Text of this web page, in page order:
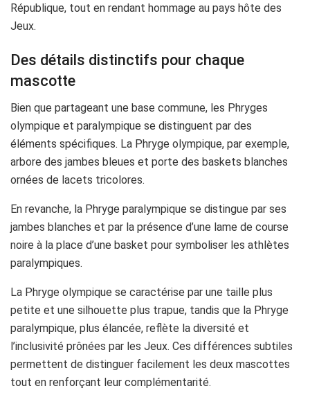
République, tout en rendant hommage au pays hôte des
Jeux.
Des détails distinctifs pour chaque
mascotte
Bien que partageant une base commune, les Phryges
olympique et paralympique se distinguent par des
éléments spécifiques. La Phryge olympique, par exemple,
arbore des jambes bleues et porte des baskets blanches
ornées de lacets tricolores.
En revanche, la Phryge paralympique se distingue par ses
jambes blanches et par la présence d’une lame de course
noire à la place d’une basket pour symboliser les athlètes
paralympiques.
La Phryge olympique se caractérise par une taille plus
petite et une silhouette plus trapue, tandis que la Phryge
paralympique, plus élancée, reflète la diversité et
l’inclusivité prônées par les Jeux. Ces différences subtiles
permettent de distinguer facilement les deux mascottes
tout en renforçant leur complémentarité.